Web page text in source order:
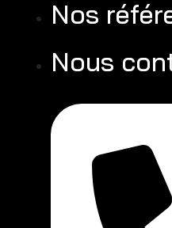
Nos
Nous